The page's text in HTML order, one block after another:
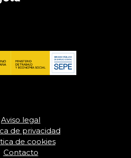
Aviso legal
de privacidad
de cookies
Contacto